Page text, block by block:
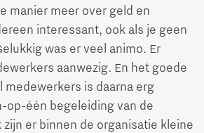
manier meer over geld en
interessant, ook als je geen
was er veel animo. Er
aanwezig. En het goede
medewerkers is daarna erg
op-één begeleiding van de
zijn er binnen de organisatie kleine